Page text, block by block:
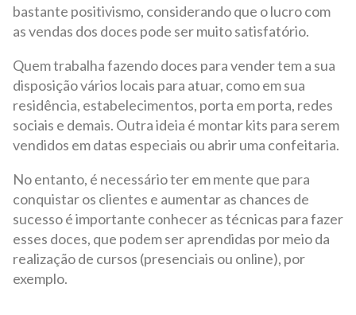
bastante positivismo, considerando que o lucro com
as vendas dos doces pode ser muito satisfatório.
Quem trabalha fazendo doces para vender tem a sua
disposição vários locais para atuar, como em sua
residência, estabelecimentos, porta em porta, redes
sociais e demais. Outra ideia é montar kits para serem
vendidos em datas especiais ou abrir uma confeitaria.
No entanto, é necessário ter em mente que para
conquistar os clientes e aumentar as chances de
sucesso é importante conhecer as técnicas para fazer
esses doces, que podem ser aprendidas por meio da
realização de cursos (presenciais ou online), por
exemplo.